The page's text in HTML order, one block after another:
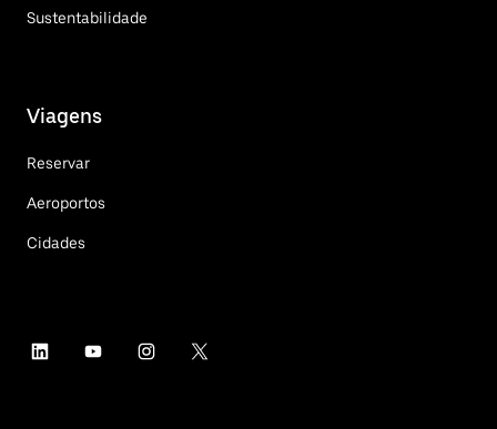
Sustentabilidade
Viagens
Reservar
Aeroportos
Cidades